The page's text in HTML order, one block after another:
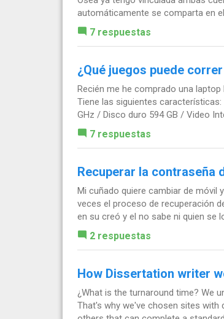
automáticamente se comparta en
7 respuestas
¿Qué juegos puede
Recién me he comprado una
Tiene las siguientes características:
GHz / Disco duro 594 GB / Video
7 respuestas
Recuperar la contraseña
Mi cuñado quiere cambiar de móvil
veces el proceso de recuperación
en su creó y el no sabe ni quien se
2 respuestas
How Dissertation writer
¿What is the turnaround time? We
That's why we've chosen sites